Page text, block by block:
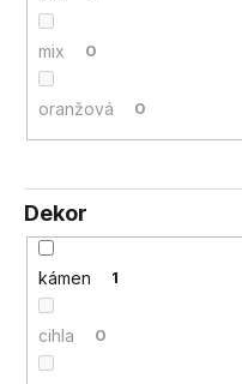
mix 0
oranžová 0
Dekor
kámen 1
cihla 0